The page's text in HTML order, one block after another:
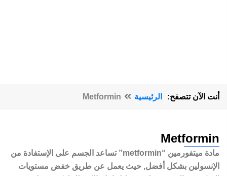
أنت الآن تتصفح: الرئيسية Metformin
Metformin
مادة ميتفورمين “metformin” تساعد الجسم على الإستفادة من
الإنسولين بشكل أفضل, حيث يعمل عن طريق خفض مستويات